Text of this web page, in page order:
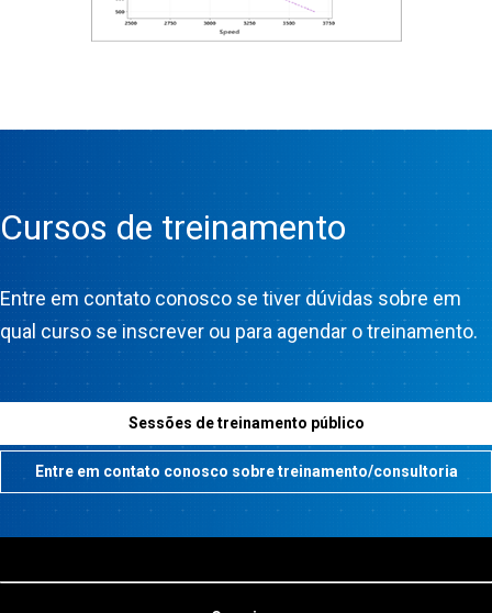
Cursos de treinamento
Entre em contato conosco se tiver dúvidas sobre em
qual curso se inscrever ou para agendar o treinamento.
Sessões de treinamento público
Entre em contato conosco sobre treinamento/consultoria